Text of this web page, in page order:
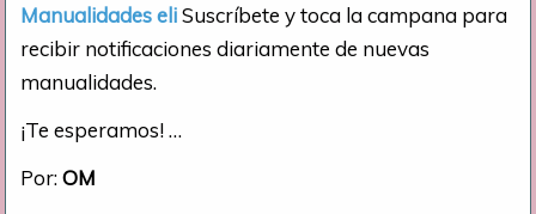
Manualidades eliSuscríbete y toca la campana para
recibir notificaciones diariamente de nuevas
manualidades.
¡Te esperamos! …
Por:OM